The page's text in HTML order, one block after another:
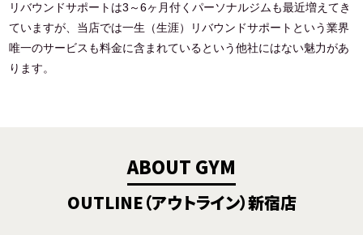
リバウンドサポートは3～6ヶ月付くパーソナルジムも最近増えてき
ていますが、当店では一生（生涯）リバウンドサポートという業界
唯一のサービスも料金に含まれているという他社にはない魅力があ
ります。
ABOUT GYM
OUTLINE（アウトライン）新宿店